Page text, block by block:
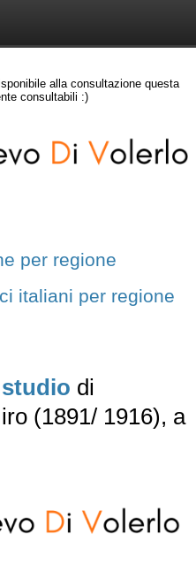
alla consultazione questa
consultabili :)
per regione
italiani per regione
di
(1891/ 1916), a